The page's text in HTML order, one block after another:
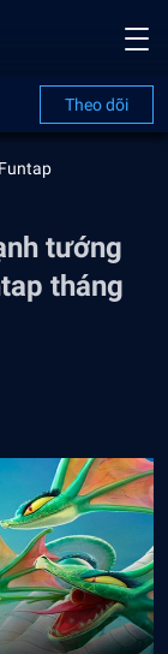
Theo dõi
tướng
tháng